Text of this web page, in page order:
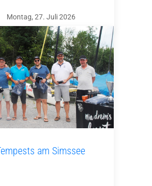
Montag, 27. Juli 2026
am Simssee